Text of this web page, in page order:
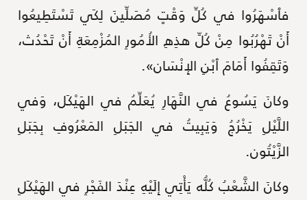
فٱسْهَرُوا في كُلِّ وَقْتٍ مُصَلِّينَ لِكَي تَسْتَطِيعُوا
أَنْ تَهْرُبُوا مِنْ كُلِّ هذِهِ الأُمُورِ المُزْمِعَةِ أَنْ تَحْدُث،
وَتَقِفُوا أَمَامَ ٱبْنِ الإِنْسَان».
وكانَ يَسُوعُ في النَّهَارِ يُعَلِّمُ في الهَيْكَل، وَفي
اللَّيْلِ يَخْرُجُ وَيَبِيتُ في الجَبَلِ المَعْرُوفِ بِجَبَلِ
الزَّيْتُون.
وكانَ الشَّعْبُ كُلُّه يَأْتِي إِلَيْهِ عِنْدَ الفَجْرِ في الهَيْكَلِ